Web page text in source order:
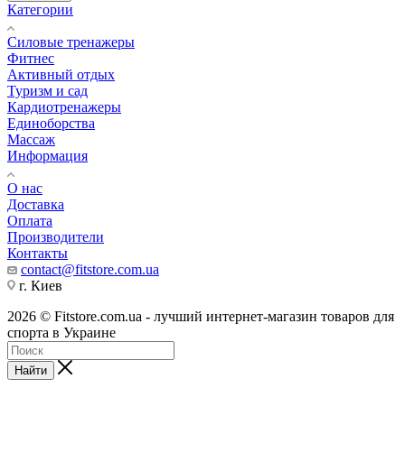
Категории
Силовые тренажеры
Фитнес
Активный отдых
Туризм и сад
Кардиотренажеры
Единоборства
Массаж
Информация
О нас
Доставка
Оплата
Производители
Контакты
contact@fitstore.com.ua
г. Киев
2026 © Fitstore.com.ua - лучший интернет-магазин товаров для
спорта в Украине
Найти